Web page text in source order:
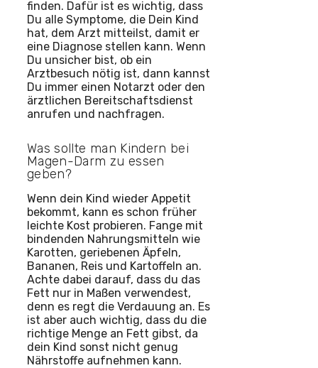
finden. Dafür ist es wichtig, dass
Du alle Symptome, die Dein Kind
hat, dem Arzt mitteilst, damit er
eine Diagnose stellen kann. Wenn
Du unsicher bist, ob ein
Arztbesuch nötig ist, dann kannst
Du immer einen Notarzt oder den
ärztlichen Bereitschaftsdienst
anrufen und nachfragen.
Was sollte man Kindern bei
Magen-Darm zu essen
geben?
Wenn dein Kind wieder Appetit
bekommt, kann es schon früher
leichte Kost probieren. Fange mit
bindenden Nahrungsmitteln wie
Karotten, geriebenen Äpfeln,
Bananen, Reis und Kartoffeln an.
Achte dabei darauf, dass du das
Fett nur in Maßen verwendest,
denn es regt die Verdauung an. Es
ist aber auch wichtig, dass du die
richtige Menge an Fett gibst, da
dein Kind sonst nicht genug
Nährstoffe aufnehmen kann.